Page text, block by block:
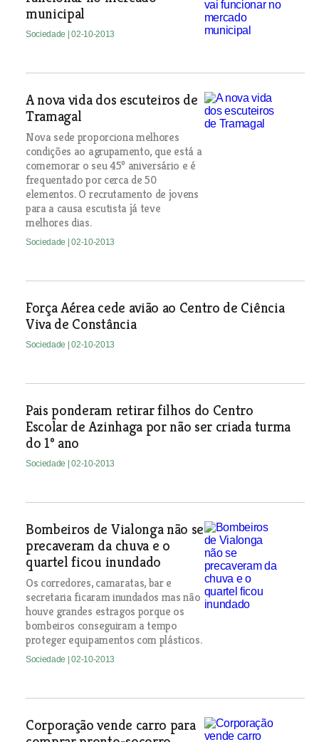
municipal
Sociedade | 02-10-2013
A nova vida dos escuteiros de
Tramagal
Nova sede proporciona melhores
condições ao agrupamento, que está a
comemorar o seu 45º aniversário e é
frequentado por cerca de 50
elementos. O recrutamento de jovens
para a causa escutista já teve
melhores dias.
Sociedade | 02-10-2013
Força Aérea cede avião ao Centro de Ciência
Viva de Constância
Sociedade | 02-10-2013
Pais ponderam retirar filhos do Centro
Escolar de Azinhaga por não ser criada turma
do 1º ano
Sociedade | 02-10-2013
Bombeiros de Vialonga não se
precaveram da chuva e o
quartel ficou inundado
Os corredores, camaratas, bar e
secretaria ficaram inundados mas não
houve grandes estragos porque os
bombeiros conseguiram a tempo
proteger equipamentos com plásticos.
Sociedade | 02-10-2013
Corporação vende carro para